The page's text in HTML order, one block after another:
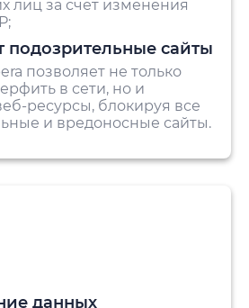
лиц за счет изменения
подозрительные сайты
позволяет не только
в сети, но и
ресурсы, блокируя все
и вредоносные сайты.
данных